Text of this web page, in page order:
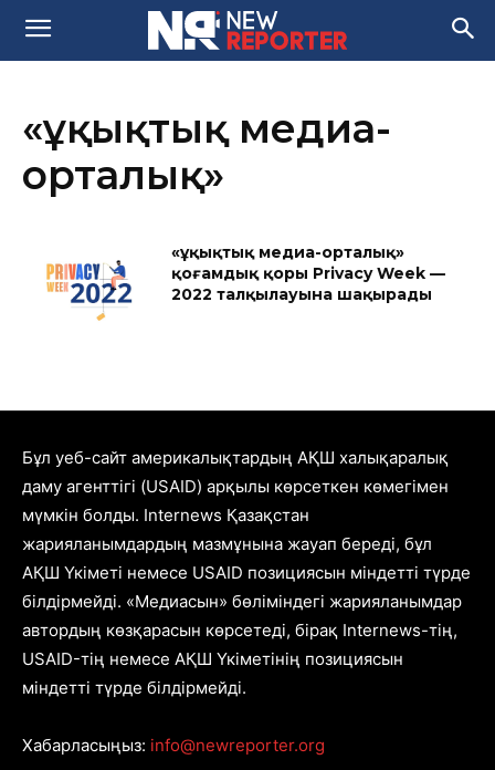
«Құқықтық медиа-
орталық»
«Құқықтық медиа-орталық»
қоғамдық қоры Privacy Week —
2022 талқылауына шақырады
Бұл уеб-сайт америкалықтардың АҚШ халықаралық
даму агенттігі (USAID) арқылы көрсеткен көмегімен
мүмкін болды. Internews Қазақстан
жарияланымдардың мазмұнына жауап береді, бұл
АҚШ Үкіметі немесе USAID позициясын міндетті түрде
білдірмейді. «Медиасын» бөліміндегі жарияланымдар
автордың көзқарасын көрсетеді, бірақ Internews-тің,
USAID-тің немесе АҚШ Үкіметінің позициясын
міндетті түрде білдірмейді.
Хабарласыңыз: info@newreporter.org